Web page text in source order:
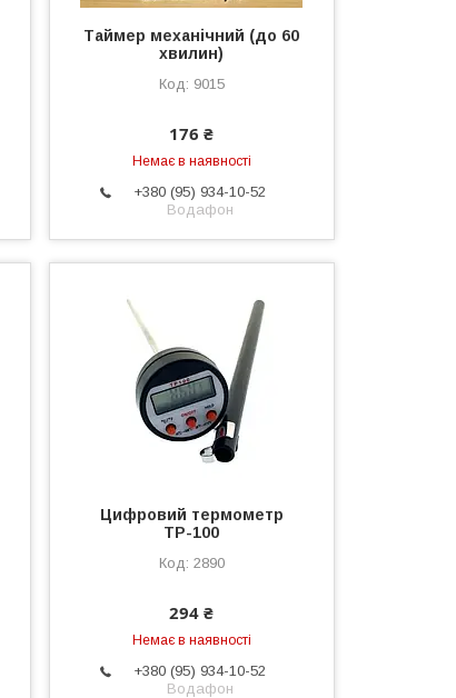
Таймер механічний (до 60
хвилин)
9015
176 ₴
Немає в наявності
+380 (95) 934-10-52
Водафон
Цифровий термометр
ТР-100
2890
294 ₴
Немає в наявності
+380 (95) 934-10-52
Водафон